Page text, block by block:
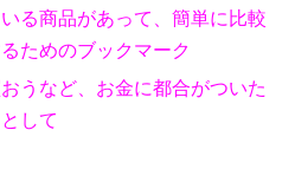
る商品があって、簡単に比較
ためのブックマーク
うなど、お金に都合がついた
して